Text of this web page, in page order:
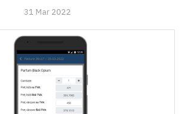
31 Mar 2022